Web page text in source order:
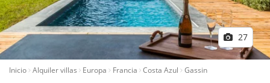
27
Inicio Alquiler villas Europa Francia Costa Azul Gassin